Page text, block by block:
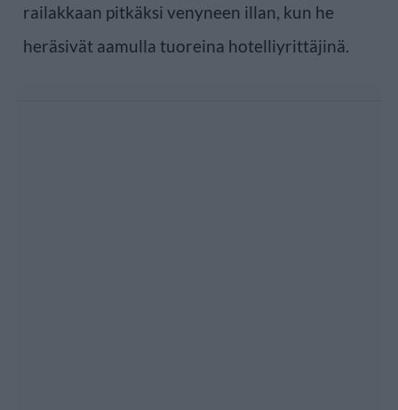
railakkaan pitkäksi venyneen illan, kun he
heräsivät aamulla tuoreina hotelliyrittäjinä.